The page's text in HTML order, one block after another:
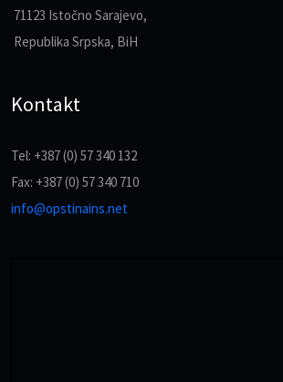
71123 Istočno Sarajevo,
Republika Srpska, BiH
Kontakt
Tel: +387 (0) 57 340 132
Fax: +387 (0) 57 340 710
info@opstinains.net